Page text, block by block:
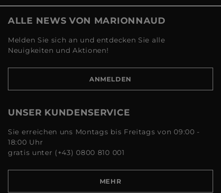
ALLE NEWS VON MARIONNAUD
Melden Sie sich an und entdecken Sie alle
Neuigkeiten und Aktionen!
ANMELDEN
UNSER KUNDENSERVICE
Sie erreichen uns Montags bis Freitags von 09:00 -
18:00 Uhr
gratis unter (+43) 0800 810 001
MEHR